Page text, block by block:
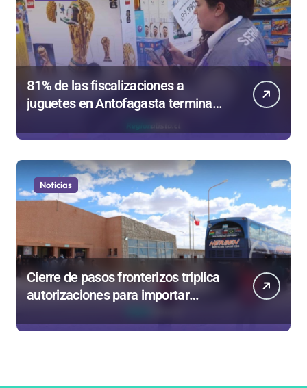
81% de las fiscalizaciones a
juguetes en Antofagasta termina
en sumarios sanitarios
Noticias
Cierre de pasos fronterizos triplica
autorizaciones para importar